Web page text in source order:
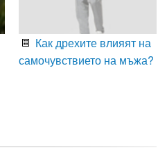
Как дрехите влияят на
самочувствието на мъжа?